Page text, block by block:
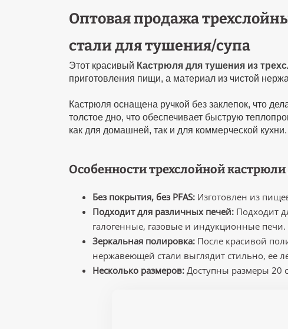
Оптовая продажа
стали для тушения/супа
Этот красивый Кастрюля для тушения из
приготовления пищи, а материал из чистой
Кастрюля оснащена ручкой без заклепок, что
толстое дно, что обеспечивает быструю
как для домашней, так и для коммерческой кухни.
Особенности трехслойной
Без покрытия, без PFAS: Изготовлен из
Подходит для различных печей: Подходит
галогенные, газовые и индукционные печи.
Зеркальная полировка: После красивой
нержавеющей стали выглядит стильно, ее
Несколько размеров: Доступны размеры 20